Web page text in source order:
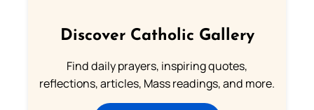
Discover Catholic Gallery
Find daily prayers, inspiring quotes,
reflections, articles, Mass readings, and more.